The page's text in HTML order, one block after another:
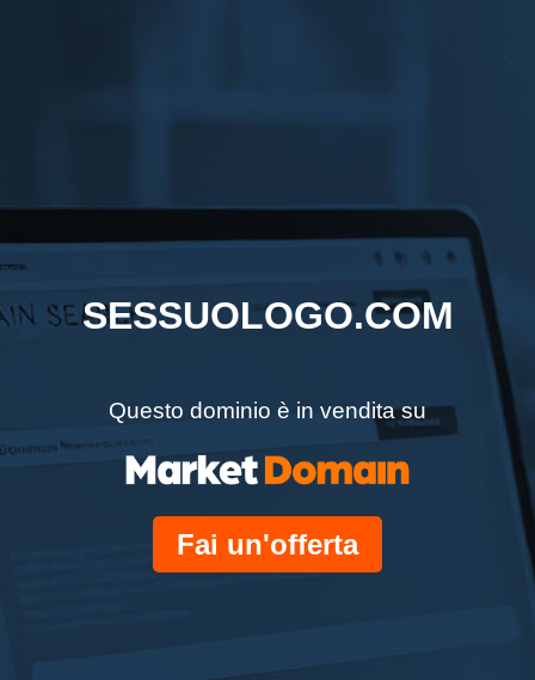
SESSUOLOGO.COM
Questo dominio è in vendita su
Fai un'offerta